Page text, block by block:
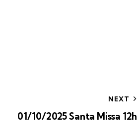
NEXT
01/10/2025 Santa Missa 12h